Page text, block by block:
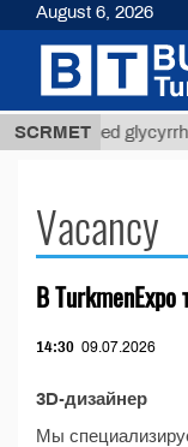
SCRMET
Unrefined
Vacancy
В TurkmenExpo
14:30 09.07.2026
3D-дизайнер
Мы
August 6, 2026